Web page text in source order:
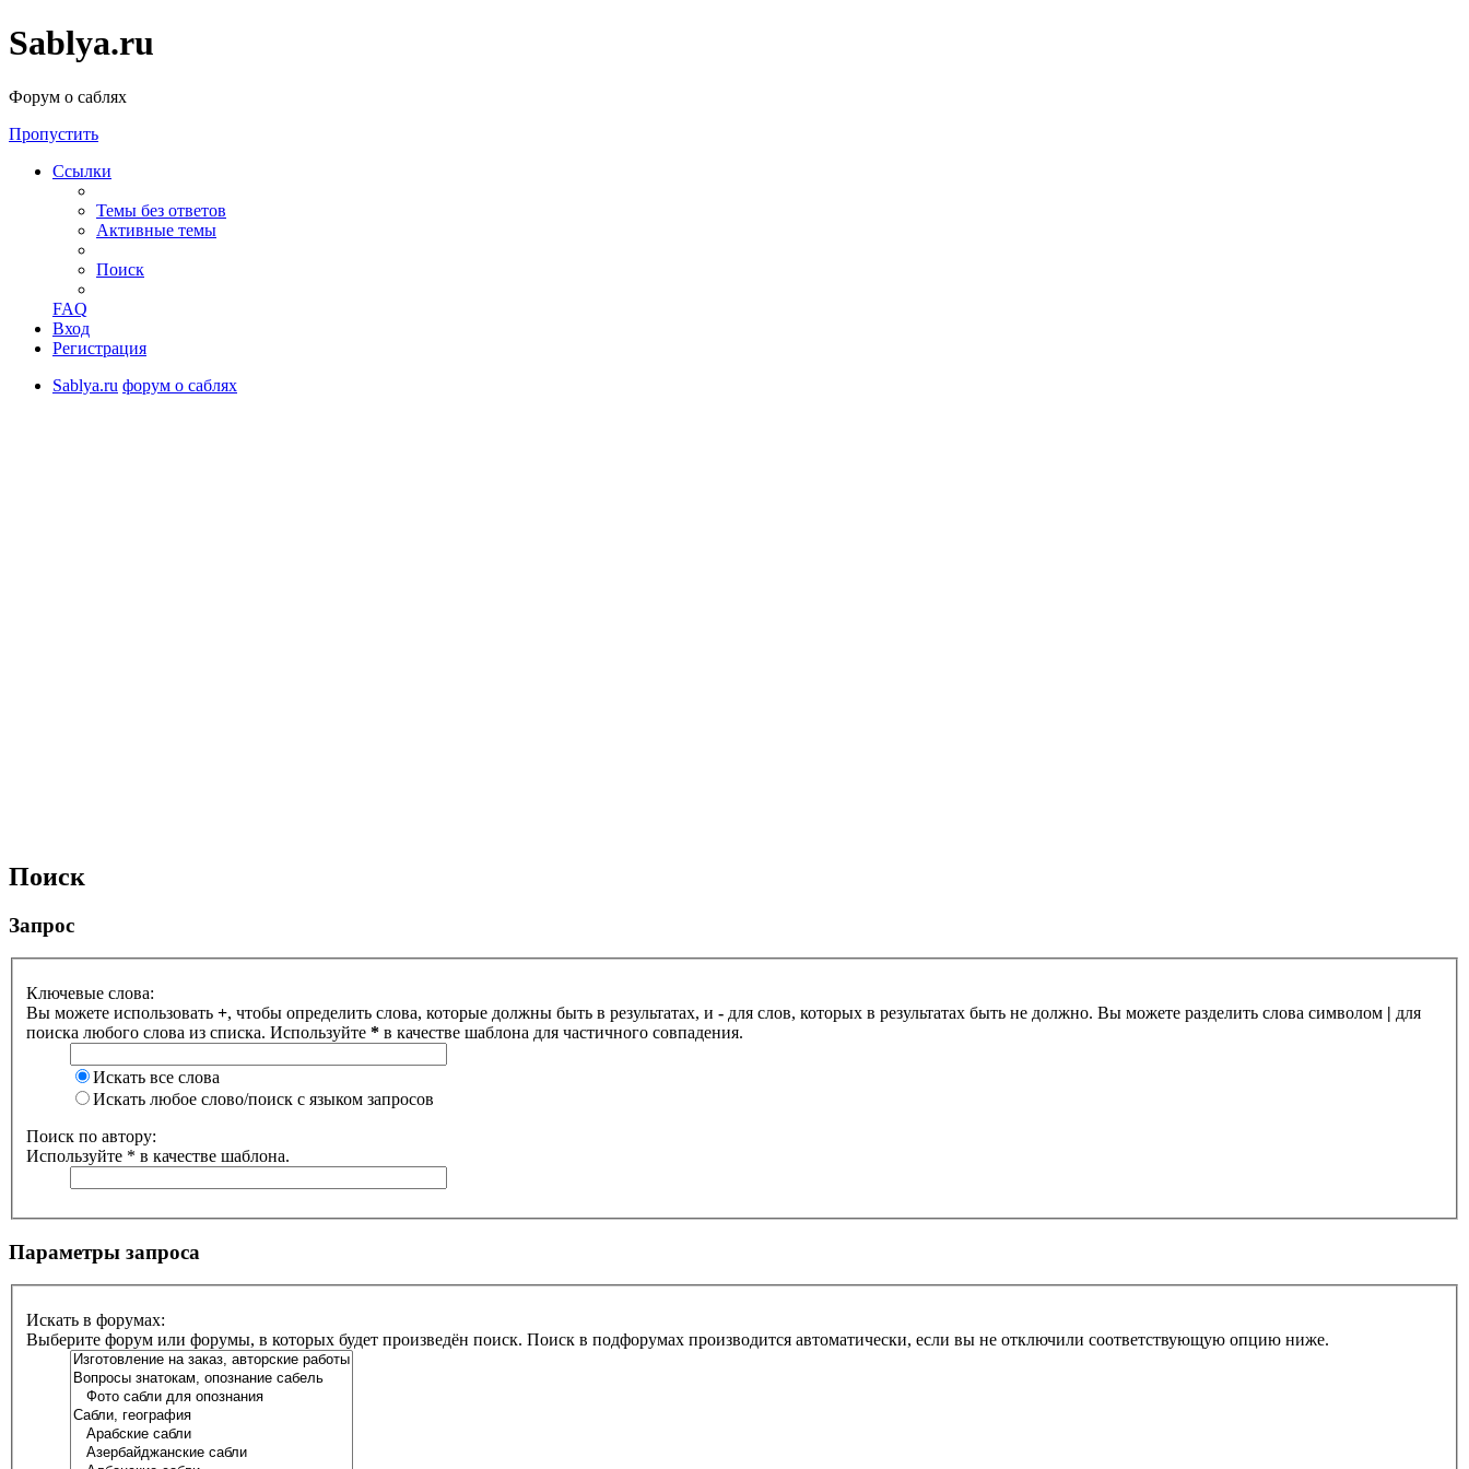
Sablya.ru
Форум о саблях
Пропустить
Ссылки
Темы без ответов
Активные темы
Поиск
FAQ
Вход
Регистрация
Sablya.ru форум о саблях
Поиск
Запрос
Ключевые слова:
Вы можете использовать +, чтобы определить слова, которые должны быть в результатах, и - для слов, которых в результатах быть не должно. Вы можете разделить слова символом | для
поиска любого слова из списка. Используйте * в качестве шаблона для частичного совпадения.
Искать все слова
Искать любое слово/поиск с языком запросов
Поиск по автору:
Используйте * в качестве шаблона.
Параметры запроса
Искать в форумах:
Выберите форум или форумы, в которых будет произведён поиск. Поиск в подфорумах производится автоматически, если вы не отключили соответствующую опцию ниже.